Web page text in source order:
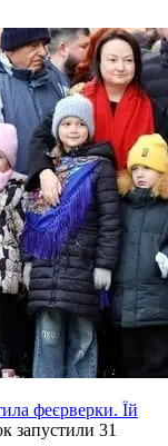
феєрверки. Їй
запустили 31